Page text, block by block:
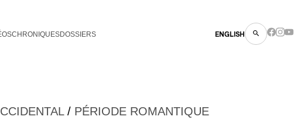
CHRONIQUESDOSSIERS ENGLISH
/ PÉRIODE ROMANTIQUE